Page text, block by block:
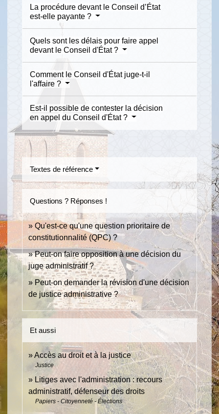
La procédure devant le Conseil d’État
est-elle payante ?
Quels sont les délais pour faire appel
devant le Conseil d'État ?
Comment le Conseil d'État juge-t-il
l'affaire ?
Est-il possible de contester la décision
en appel du Conseil d'État ?
Textes de référence
Questions ? Réponses !
Qu'est-ce qu'une question prioritaire de
constitutionnalité (QPC) ?
Peut-on faire opposition à une décision du
juge administratif ?
Peut-on demander la révision d'une décision
de justice administrative ?
Et aussi
Accès au droit et à la justice
Justice
Litiges avec l'administration : recours
administratif, défenseur des droits
Papiers - Citoyenneté - Élections